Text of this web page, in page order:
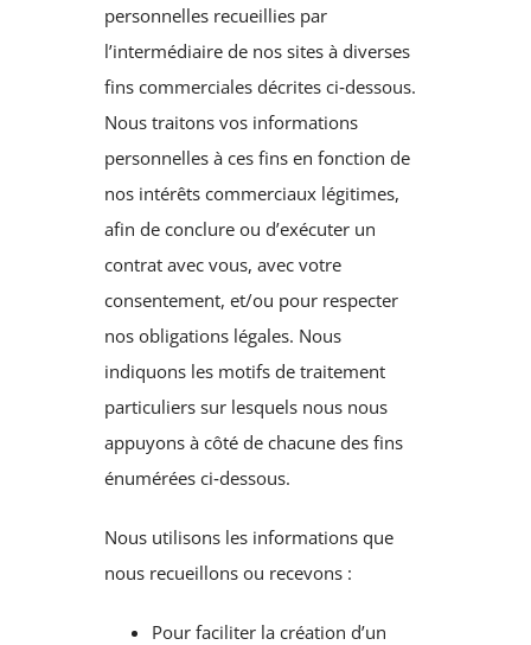
personnelles recueillies par
l’intermédiaire de nos sites à diverses
fins commerciales décrites ci‑dessous.
Nous traitons vos informations
personnelles à ces fins en fonction de
nos intérêts commerciaux légitimes,
afin de conclure ou d’exécuter un
contrat avec vous, avec votre
consentement, et/ou pour respecter
nos obligations légales. Nous
indiquons les motifs de traitement
particuliers sur lesquels nous nous
appuyons à côté de chacune des fins
énumérées ci‑dessous.
Nous utilisons les informations que
nous recueillons ou recevons :
Pour faciliter la création d’un